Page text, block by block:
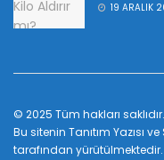
19 ARALIK
© 2025 Tüm hakları
Bu sitenin Tanıtım Yazısı ve
tarafından yürütülmektedir.